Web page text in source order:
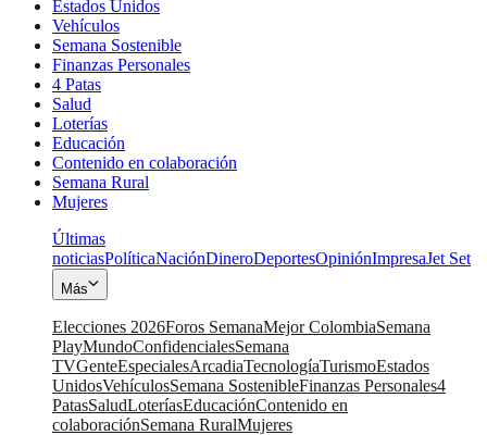
Estados Unidos
Vehículos
Semana Sostenible
Finanzas Personales
4 Patas
Salud
Loterías
Educación
Contenido en colaboración
Semana Rural
Mujeres
Últimas
noticiasPolíticaNaciónDineroDeportesOpiniónImpresaJet Set
Más
Elecciones 2026Foros SemanaMejor ColombiaSemana
PlayMundoConfidencialesSemana
TVGenteEspecialesArcadiaTecnologíaTurismoEstados
UnidosVehículosSemana SostenibleFinanzas Personales4
PatasSaludLoteríasEducaciónContenido en
colaboraciónSemana RuralMujeres